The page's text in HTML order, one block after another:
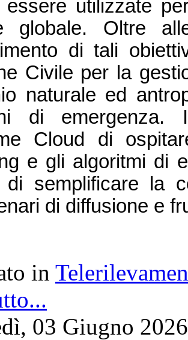
essere utilizzate
globale. Oltre
di tali
Civile per la
naturale ed
di emergenza.
Cloud di
e gli algoritmi di
di semplificare la
di diffusione e
in
03 Giugno